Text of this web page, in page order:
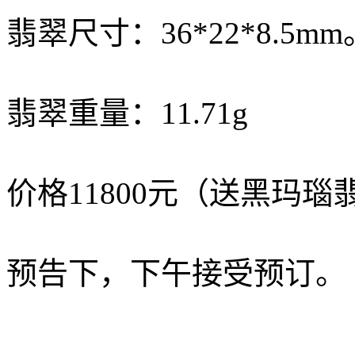
翡翠尺寸：36*22*8.5mm
翡翠重量：11.71g
价格11800元（送黑玛瑙
预告下，下午接受预订。